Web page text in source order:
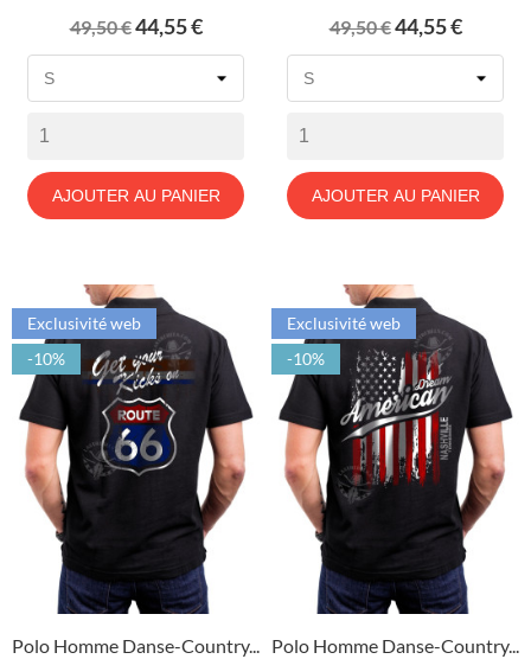
Prix
de
49,50 €Prix
44,55 €
AJOUTER AU PANIER
Prix
de
49,50 €Prix
44,55 €
AJOUTER AU PANIER
Polo Homme Danse-Country...
Exclusivité web
-10%
Polo Homme Danse-Country...
Exclusivité web
-10%